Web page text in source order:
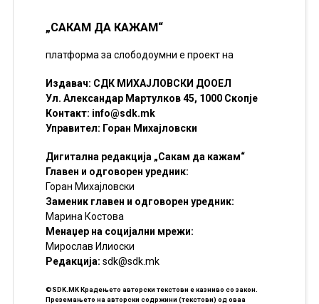
„САКАМ ДА КАЖАМ“
платформа за слободоумни е проект на
Издавач: СДК МИХАЈЛОВСКИ ДООЕЛ
Ул. Александар Мартулков 45, 1000 Скопје
Контакт: info@sdk.mk
Управител: Горан Михајловски
Дигитална редакција „Сакам да кажам“
Главен и одговорен уредник:
Горан Михајловски
Заменик главен и одговорен уредник:
Марина Костова
Менаџер на социјални мрежи:
Мирослав Илиоски
Редакцијa: sdk@sdk.mk
©SDK.MK Крадењето авторски текстови е казниво со закон.
Преземањето на авторски содржини (текстови) од оваа